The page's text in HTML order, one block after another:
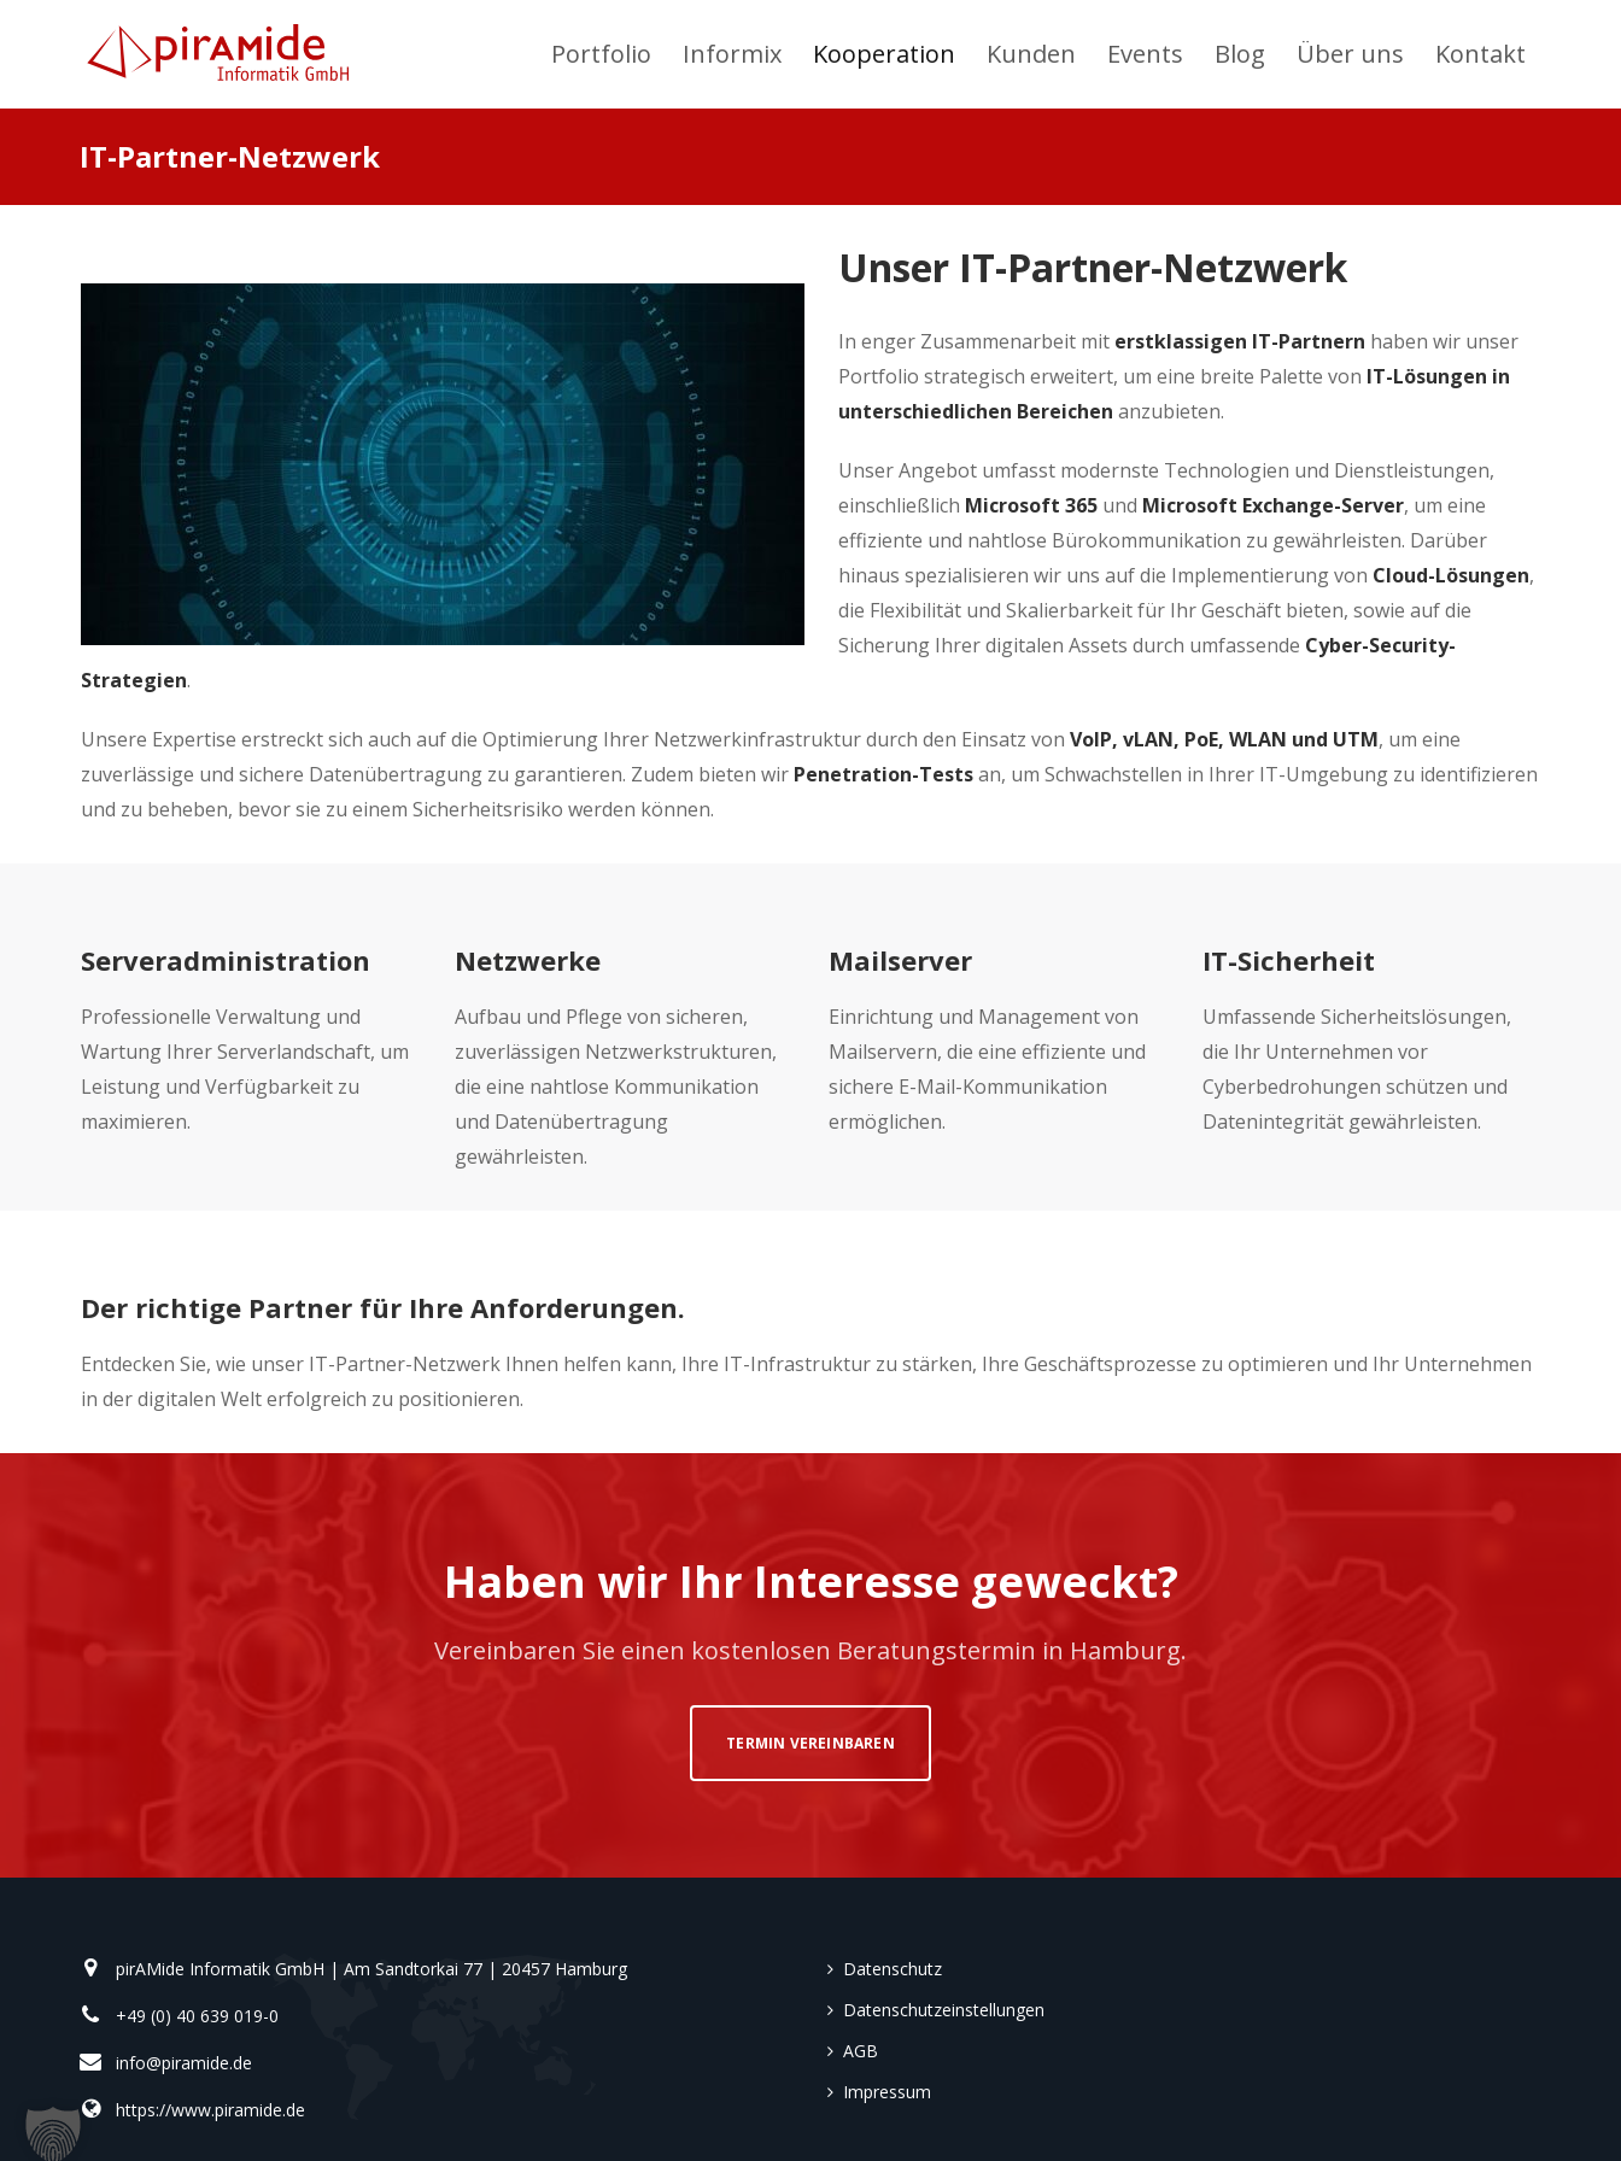
Portfolio Informix Kooperation Kunden Events Blog Über uns Kontakt
IT-Partner-Netzwerk
Unser IT-Partner-Netzwerk
In enger Zusammenarbeit mit erstklassigen IT-Partnern haben wir unser
Portfolio strategisch erweitert, um eine breite Palette von IT-Lösungen in
unterschiedlichen Bereichen anzubieten.
Unser Angebot umfasst modernste Technologien und Dienstleistungen,
einschließlich Microsoft 365 und Microsoft Exchange-Server, um eine
effiziente und nahtlose Bürokommunikation zu gewährleisten. Darüber
hinaus spezialisieren wir uns auf die Implementierung von Cloud-Lösungen,
die Flexibilität und Skalierbarkeit für Ihr Geschäft bieten, sowie auf die
Sicherung Ihrer digitalen Assets durch umfassende Cyber-Security-
Strategien.
Unsere Expertise erstreckt sich auch auf die Optimierung Ihrer Netzwerkinfrastruktur durch den Einsatz von VoIP, vLAN, PoE, WLAN und UTM, um eine
zuverlässige und sichere Datenübertragung zu garantieren. Zudem bieten wir Penetration-Testsan, um Schwachstellen in Ihrer IT-Umgebung zu identifizieren
und zu beheben, bevor sie zu einem Sicherheitsrisiko werden können.
Serveradministration
Professionelle Verwaltung und
Wartung Ihrer Serverlandschaft, um
Leistung und Verfügbarkeit zu
maximieren.
Netzwerke
Aufbau und Pflege von sicheren,
zuverlässigen Netzwerkstrukturen,
die eine nahtlose Kommunikation
und Datenübertragung
gewährleisten.
Mailserver
Einrichtung und Management von
Mailservern, die eine effiziente und
sichere E-Mail-Kommunikation
ermöglichen.
IT-Sicherheit
Umfassende Sicherheitslösungen,
die Ihr Unternehmen vor
Cyberbedrohungen schützen und
Datenintegrität gewährleisten.
Der richtige Partner für Ihre Anforderungen.
Entdecken Sie, wie unser IT-Partner-Netzwerk Ihnen helfen kann, Ihre IT-Infrastruktur zu stärken, Ihre Geschäftsprozesse zu optimieren und Ihr Unternehmen
in der digitalen Welt erfolgreich zu positionieren.
Haben wir Ihr Interesse geweckt?
Vereinbaren Sie einen kostenlosen Beratungstermin in Hamburg.
TERMIN VEREINBAREN
pirAMide Informatik GmbH | Am Sandtorkai 77 | 20457 Hamburg
+49 (0) 40 639 019-0
info@piramide.de
https://www.piramide.de
Datenschutz
Datenschutzeinstellungen
AGB
Impressum